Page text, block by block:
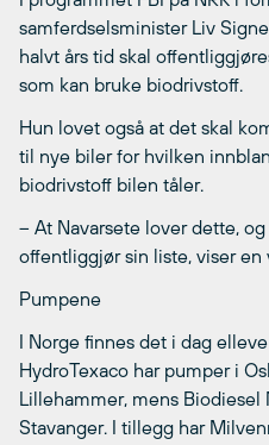
samferdselsminister Liv
halvt års tid skal
som kan bruke biodrivstoff.
Hun lovet også at det skal
til nye biler for hvilken
biodrivstoff bilen tåler.
– At Navarsete lover dette,
offentliggjør sin liste, viser
Pumpene
I Norge finnes det i dag
HydroTexaco har pumper i
Lillehammer, mens Biodiesel
Stavanger. I tillegg har